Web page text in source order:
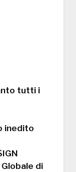
tutti i
inedito
di